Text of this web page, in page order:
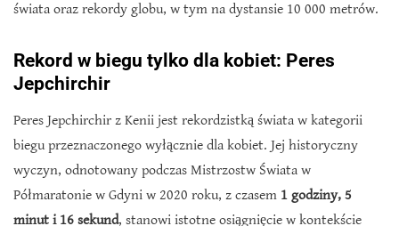
świata oraz rekordy globu, w tym na dystansie 10 000 metrów.
Rekord w biegu tylko dla kobiet: Peres
Jepchirchir
Peres Jepchirchir z Kenii jest rekordzistką świata w kategorii
biegu przeznaczonego wyłącznie dla kobiet. Jej historyczny
wyczyn, odnotowany podczas Mistrzostw Świata w
Półmaratonie w Gdyni w 2020 roku, z czasem 1 godziny, 5
minut i 16 sekund, stanowi istotne osiągnięcie w kontekście